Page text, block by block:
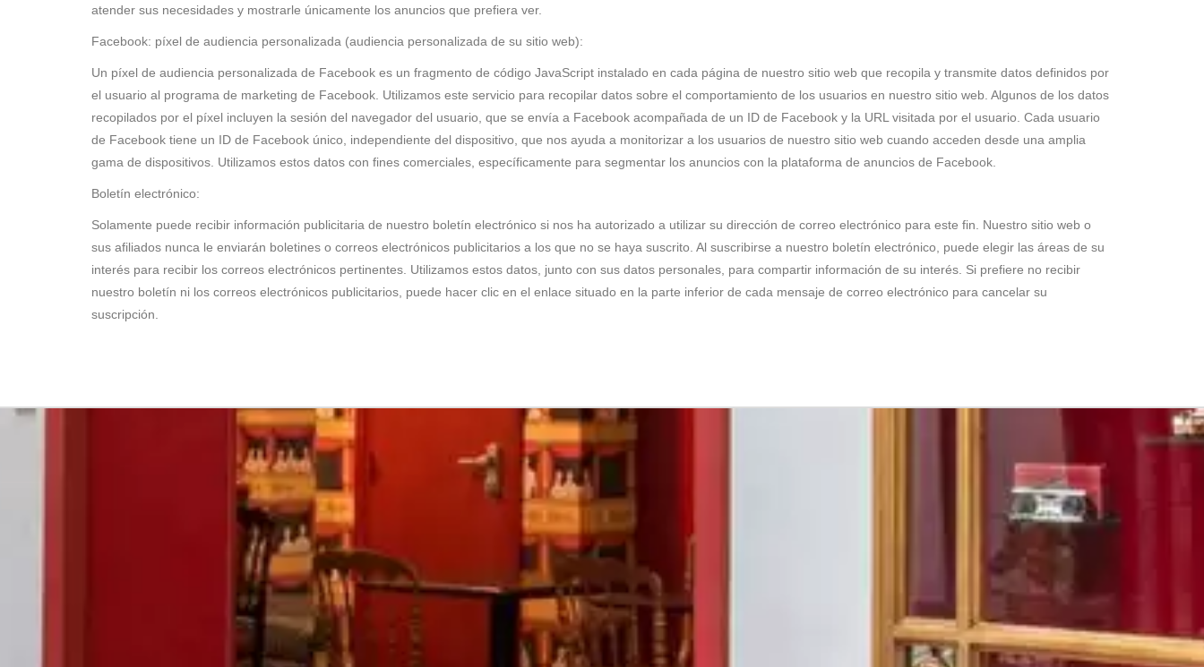
atender sus necesidades y mostrarle únicamente los anuncios que prefiera ver.
Facebook: píxel de audiencia personalizada (audiencia personalizada de su sitio web):
Un píxel de audiencia personalizada de Facebook es un fragmento de código JavaScript instalado en cada página de nuestro sitio web que recopila y transmite datos definidos por
el usuario al programa de marketing de Facebook. Utilizamos este servicio para recopilar datos sobre el comportamiento de los usuarios en nuestro sitio web. Algunos de los datos
recopilados por el píxel incluyen la sesión del navegador del usuario, que se envía a Facebook acompañada de un ID de Facebook y la URL visitada por el usuario. Cada usuario
de Facebook tiene un ID de Facebook único, independiente del dispositivo, que nos ayuda a monitorizar a los usuarios de nuestro sitio web cuando acceden desde una amplia
gama de dispositivos. Utilizamos estos datos con fines comerciales, específicamente para segmentar los anuncios con la plataforma de anuncios de Facebook.
Boletín electrónico:
Solamente puede recibir información publicitaria de nuestro boletín electrónico si nos ha autorizado a utilizar su dirección de correo electrónico para este fin. Nuestro sitio web o
sus afiliados nunca le enviarán boletines o correos electrónicos publicitarios a los que no se haya suscrito. Al suscribirse a nuestro boletín electrónico, puede elegir las áreas de su
interés para recibir los correos electrónicos pertinentes. Utilizamos estos datos, junto con sus datos personales, para compartir información de su interés. Si prefiere no recibir
nuestro boletín ni los correos electrónicos publicitarios, puede hacer clic en el enlace situado en la parte inferior de cada mensaje de correo electrónico para cancelar su
suscripción.